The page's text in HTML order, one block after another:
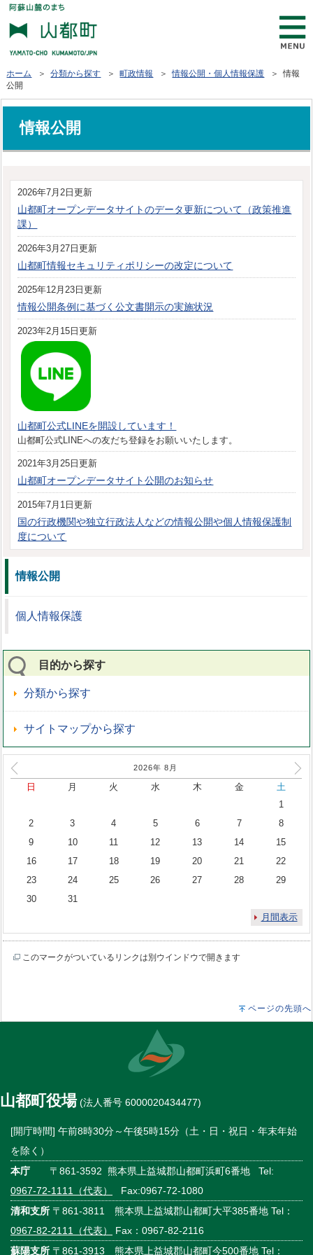
ホーム ＞分類から探す ＞町政情報 ＞情報公開・個人情報保護 ＞ 情報
公開
情報公開
2026年7月2日更新
山都町オープンデータサイトのデータ更新について（政策推進
課）
2026年3月27日更新
山都町情報セキュリティポリシーの改定について
2025年12月23日更新
情報公開条例に基づく公文書開示の実施状況
2023年2月15日更新
山都町公式LINEを開設しています！
山都町公式LINEへの友だち登録をお願いいたします。
2021年3月25日更新
山都町オープンデータサイト公開のお知らせ
2015年7月1日更新
国の行政機関や独立行政法人などの情報公開や個人情報保護制
度について
情報公開
個人情報保護
目的から探す
分類から探す
サイトマップから探す
2026年 8 月
日 月 火 水 木 金
土
1
2
3 4 5 6 7
8
9
10 11 12 13 14
15
16
17 18 19 20 21
22
23
24 25 26 27 28
29
30
31
月間表示
このマークがついているリンクは別ウインドウで開きます
ページの先頭へ
山都町役場(法人番号 6000020434477)
[開庁時間] 午前8時30分～午後5時15分（土・日・祝日・年末年始
を除く）
本庁 〒861-3592 熊本県上益城郡山都町浜町6番地 Tel:
0967-72-1111（代表）
Fax:0967-72-1080
清和支所 〒861-3811 熊本県上益城郡山都町大平385番地 Tel：
0967-82-2111（代表）
Fax：0967-82-2116
蘇陽支所 〒861-3913 熊本県上益城郡山都町今500番地 Tel：